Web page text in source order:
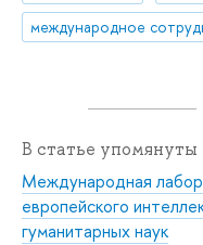
международное
В статье упомянуты
Международная
европейского
гуманитарных наук